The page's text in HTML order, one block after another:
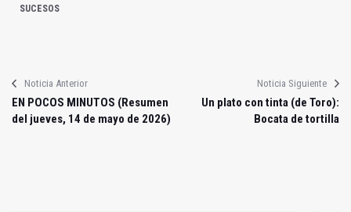
SUCESOS
Noticia Anterior
EN POCOS MINUTOS (Resumen
del jueves, 14 de mayo de 2026)
Noticia Siguiente
Un plato con tinta (de Toro):
Bocata de tortilla